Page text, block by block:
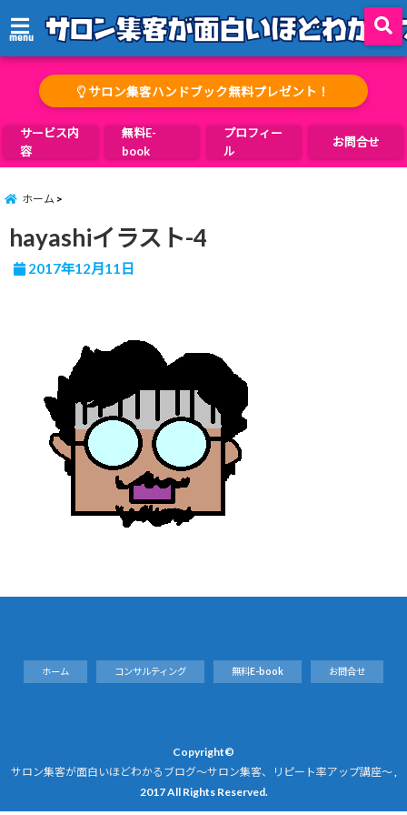
menu
サロン集客ハンドブック無料プレゼント！
サービス内
容
無料E-
book
プロフィー
ル
お問合せ
ホーム
hayashiイラスト-4
2017年12月11日
ホーム コンサルティング 無料E-book お問合せ
Copyright©
サロン集客が面白いほどわかるブログ～サロン集客、リピート率アップ講座～,
2017 All Rights Reserved.